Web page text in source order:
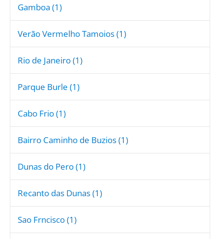
Gamboa (1)
Verão Vermelho Tamoios (1)
Rio de Janeiro (1)
Parque Burle (1)
Cabo Frio (1)
Bairro Caminho de Buzios (1)
Dunas do Pero (1)
Recanto das Dunas (1)
Sao Frncisco (1)